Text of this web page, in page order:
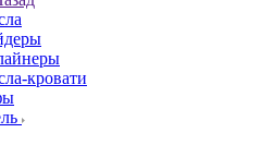
кровати